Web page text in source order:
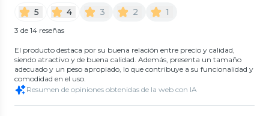
5 4 3 2 1
3 de 14 reseñas
El producto destaca por su buena relación entre precio y calidad,
siendo atractivo y de buena calidad. Además, presenta un tamaño
adecuado y un peso apropiado, lo que contribuye a su funcionalidad y
comodidad en el uso.
Resumen de opiniones obtenidas de la web con IA